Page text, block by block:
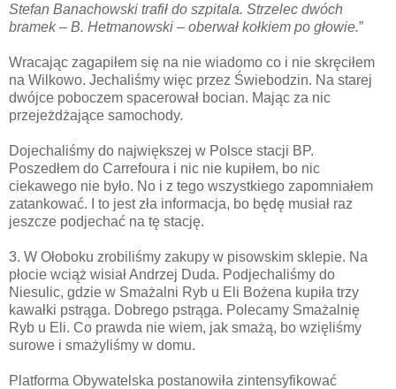
Stefan Banachowski trafił do szpitala. Strzelec dwóch
bramek – B. Hetmanowski – oberwał kołkiem po głowie.”
Wracając zagapiłem się na nie wiadomo co i nie skręciłem
na Wilkowo. Jechaliśmy więc przez Świebodzin. Na starej
dwójce poboczem spacerował bocian. Mając za nic
przejeżdżające samochody.
Dojechaliśmy do największej w Polsce stacji BP.
Poszedłem do Carrefoura i nic nie kupiłem, bo nic
ciekawego nie było. No i z tego wszystkiego zapomniałem
zatankować. I to jest zła informacja, bo będę musiał raz
jeszcze podjechać na tę stację.
3. W Ołoboku zrobiliśmy zakupy w pisowskim sklepie. Na
płocie wciąż wisiał Andrzej Duda. Podjechaliśmy do
Niesulic, gdzie w Smażalni Ryb u Eli Bożena kupiła trzy
kawałki pstrąga. Dobrego pstrąga. Polecamy Smażalnię
Ryb u Eli. Co prawda nie wiem, jak smażą, bo wzięliśmy
surowe i smażyliśmy w domu.
Platforma Obywatelska postanowiła zintensyfikować